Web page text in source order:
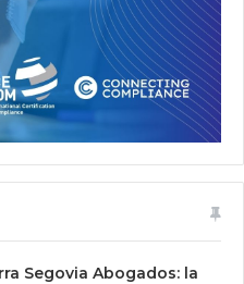
Segovia Abogados: la